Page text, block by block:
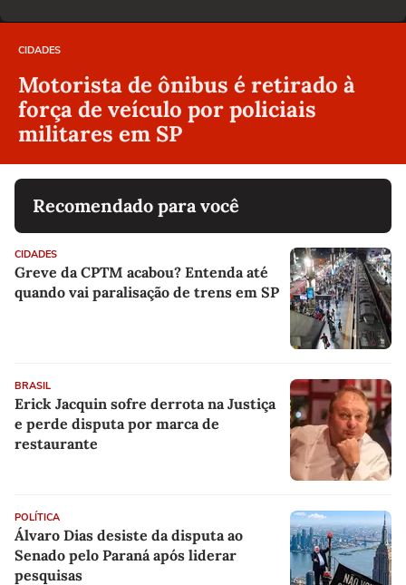
CIDADES
Motorista de ônibus é retirado à
força de veículo por policiais
militares em SP
Recomendado para você
CIDADES
Greve da CPTM acabou? Entenda até
quando vai paralisação de trens em SP
BRASIL
Erick Jacquin sofre derrota na Justiça
e perde disputa por marca de
restaurante
POLÍTICA
Álvaro Dias desiste da disputa ao
Senado pelo Paraná após liderar
pesquisas